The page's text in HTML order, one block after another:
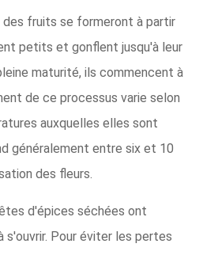
des fruits se formeront à partir
petits et gonflent jusqu'à leur
maturité, ils commencent à
de ce processus varie selon
auxquelles elles sont
généralement entre six et 10
des fleurs.
d'épices séchées ont
s'ouvrir. Pour éviter les pertes